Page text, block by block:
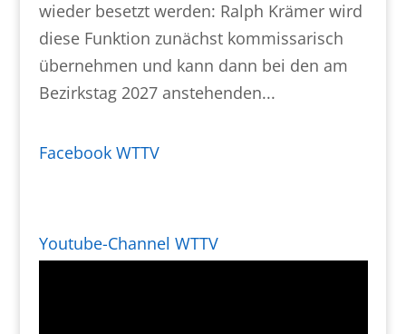
wieder besetzt werden: Ralph Krämer wird
diese Funktion zunächst kommissarisch
übernehmen und kann dann bei den am
Bezirkstag 2027 anstehenden...
Facebook WTTV
Youtube-Channel WTTV